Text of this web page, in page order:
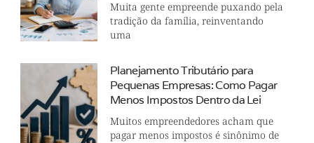
Muita gente empreende puxando pela
tradição da família, reinventando
uma
Planejamento Tributário para
Pequenas Empresas: Como Pagar
Menos Impostos Dentro da Lei
Muitos empreendedores acham que
pagar menos impostos é sinônimo de